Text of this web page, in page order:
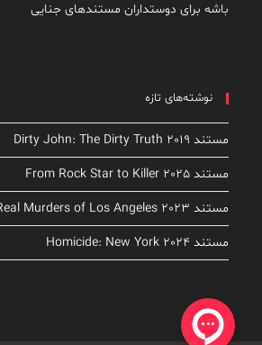
باشه برای دوستداران مستندهای جنایی
نوشته‌های تازه
مستند Dirty John: The Dirty Truth 2019
مستند From Rock Star to Killer 2025
مستند The Real Murders of Los Angeles 2023
مستند Homicide: New York 2024